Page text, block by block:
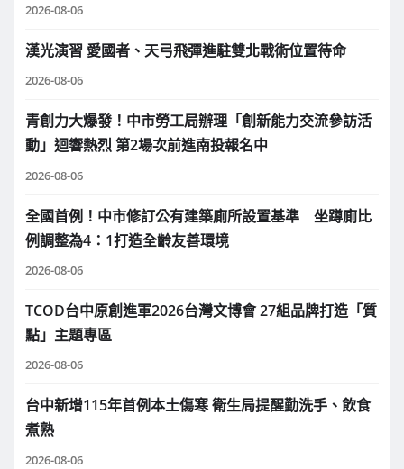
2026-08-06
漢光演習 愛國者、天弓飛彈進駐雙北戰術位置待命
2026-08-06
青創力大爆發！中市勞工局辦理「創新能力交流參訪活
動」迴響熱烈 第2場次前進南投報名中
2026-08-06
全國首例！中市修訂公有建築廁所設置基準 坐蹲廁比
例調整為4：1打造全齡友善環境
2026-08-06
TCOD台中原創進軍2026台灣文博會 27組品牌打造「質
點」主題專區
2026-08-06
台中新增115年首例本土傷寒 衛生局提醒勤洗手、飲食
煮熟
2026-08-06